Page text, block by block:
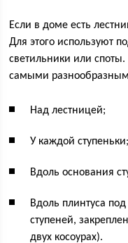
Если в доме есть
Для этого используют
светильники или
самыми
Над лестницей;
У каждой ступеньки;
Вдоль основания
Вдоль плинтуса
ступеней,
двух косоурах).